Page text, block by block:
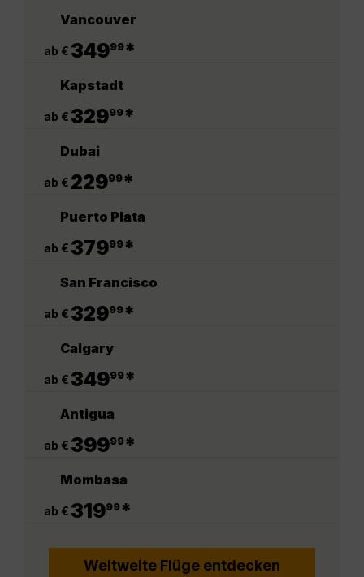
Vancouver
ab € 34999*
Kapstadt
ab € 32999*
Dubai
ab € 22999*
Puerto Plata
ab € 37999*
San Francisco
ab € 32999*
Calgary
ab € 34999*
Antigua
ab € 39999*
Mombasa
ab € 31999*
Weltweite Flüge entdecken